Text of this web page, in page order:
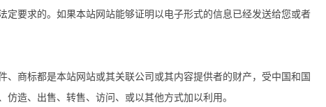
要求的。如果本站网站能够证明以电子形式的信息已经发送给您或者
商标都是本站网站或其关联公司或其内容提供者的财产，受中国和国
造、出售、转售、访问、或以其他方式加以利用。